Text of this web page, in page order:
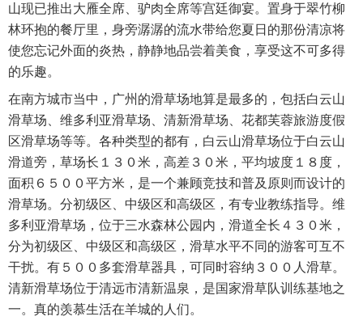
山现已推出大雁全席、驴肉全席等宫廷御宴。置身于翠竹柳
林环抱的餐厅里，身旁潺潺的流水带给您夏日的那份清凉将
使您忘记外面的炎热，静静地品尝着美食，享受这不可多得
的乐趣。
在南方城市当中，广州的滑草场地算是最多的，包括白云山
滑草场、维多利亚滑草场、清新滑草场、花都芙蓉旅游度假
区滑草场等等。各种类型的都有，白云山滑草场位于白云山
滑道旁，草场长１３０米，高差３０米，平均坡度１８度，
面积６５００平方米，是一个兼顾竞技和普及原则而设计的
滑草场。分初级区、中级区和高级区，有专业教练指导。维
多利亚滑草场，位于三水森林公园内，滑道全长４３０米，
分为初级区、中级区和高级区，滑草水平不同的游客可互不
干扰。有５００多套滑草器具，可同时容纳３００人滑草。
清新滑草场位于清远市清新温泉，是国家滑草队训练基地之
一。真的羡慕生活在羊城的人们。